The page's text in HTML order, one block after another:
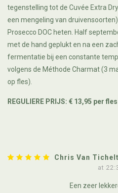
tegenstelling tot de Cuvée Extra
een mengeling van
Prosecco DOC heten. Half
met de hand geplukt en na een
fermentatie bij een constante
volgens de Méthode Charmat (3
op fles).
REGULIERE PRIJS: € 13,95 per fles
Chris Van Tichelt
at
Een zeer